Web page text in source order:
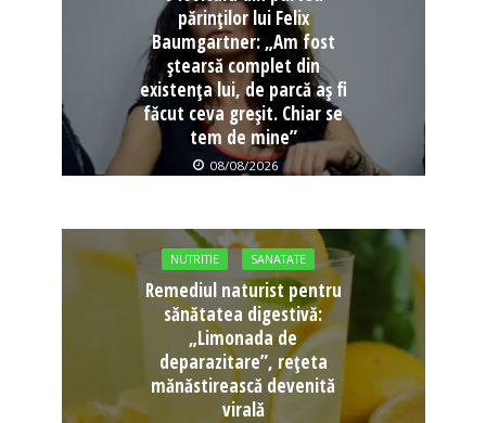
părinților lui Felix
Baumgartner: „Am fost
ștearsă complet din
existența lui, de parcă aș fi
făcut ceva greșit. Chiar se
tem de mine”
08/08/2026
NUTRITIE SANATATE
Remediul naturist pentru
sănătatea digestivă:
„Limonada de
deparazitare”, rețeta
mănăstirească devenită
virală